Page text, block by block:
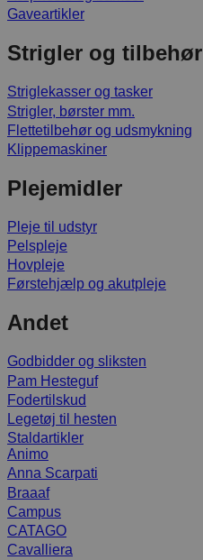
Gaveartikler
Strigler og tilbehør
Striglekasser og tasker
Strigler, børster mm.
Flettetilbehør og udsmykning
Klippemaskiner
Plejemidler
Pleje til udstyr
Pelspleje
Hovpleje
Førstehjælp og akutpleje
Andet
Godbidder og sliksten
Pam Hesteguf
Fodertilskud
Legetøj til hesten
Staldartikler
Animo
Anna Scarpati
Braaaf
Campus
CATAGO
Cavalliera